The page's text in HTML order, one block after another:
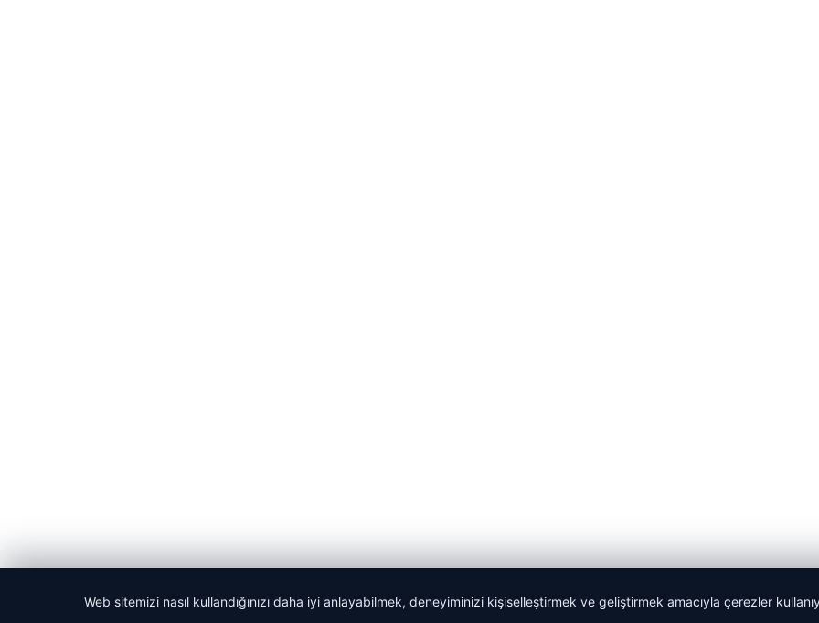
Web sitemizi nasıl kullandığınızı daha iyi anlayabilmek, deneyiminizi kişiselleştirmek ve geliştirmek amacıyla çerezler